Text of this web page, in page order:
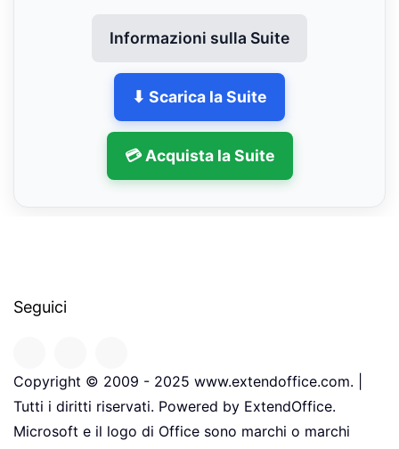
Informazioni sulla Suite
⬇ Scarica la Suite
💳 Acquista la Suite
Seguici
Copyright © 2009 - 2025 www.extendoffice.com. |
Tutti i diritti riservati. Powered by ExtendOffice.
Microsoft e il logo di Office sono marchi o marchi